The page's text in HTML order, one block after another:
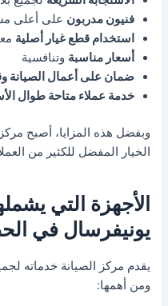
فنيون مدربون على أعلى
استخدام قطع غيار أصلية
أسعار مناسبة وتنافسية
ضمان على أعمال الصيانة
خدمة عملاء متاحة طوال
وبفضل هذه المزايا، أصبح
الخيار المفضل للكثير من
الأجهزة التي
يونيفرسال في
يقدم مركز الصيانة خدماته
ومن أهمها: